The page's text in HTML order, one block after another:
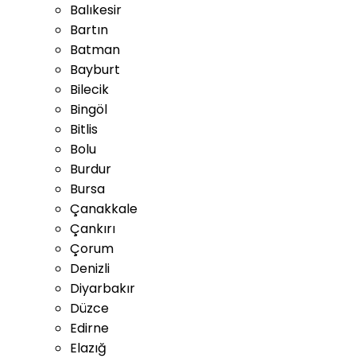
Balıkesir
Bartın
Batman
Bayburt
Bilecik
Bingöl
Bitlis
Bolu
Burdur
Bursa
Çanakkale
Çankırı
Çorum
Denizli
Diyarbakır
Düzce
Edirne
Elazığ